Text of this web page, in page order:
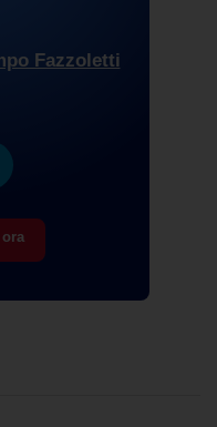
Fazzoletti